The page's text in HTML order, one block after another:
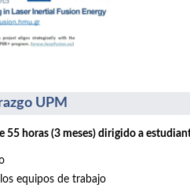
UPM
55 horas (3 meses) dirigido a
equipos de trabajo